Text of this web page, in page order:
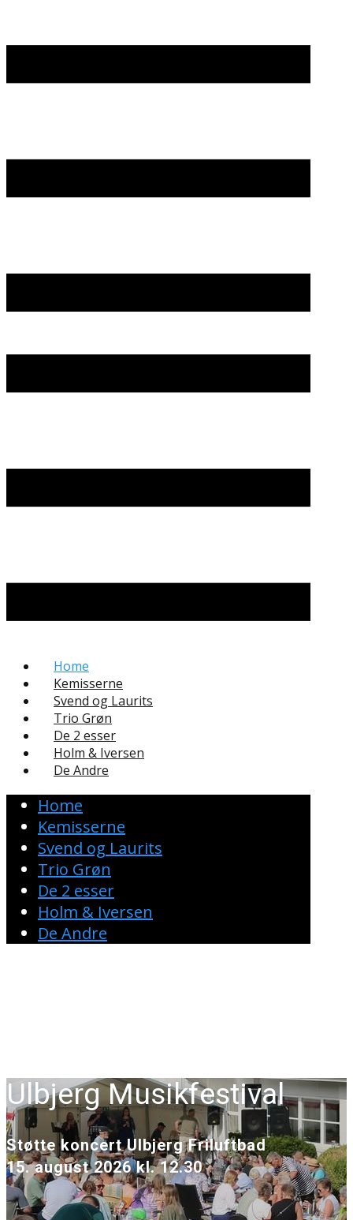
Home
Kemisserne
Svend og Laurits
Trio Grøn
De 2 esser
Holm & Iversen
De Andre
Home
Kemisserne
Svend og Laurits
Trio Grøn
De 2 esser
Holm & Iversen
De Andre
Ulbjerg Musikfestival
Støtte koncert Ulbjerg Friluftbad
15. august 2026 kl. 12.30